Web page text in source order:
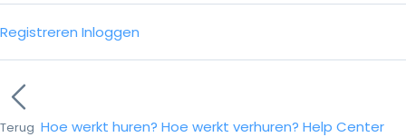
Registreren Inloggen
Terug Hoe werkt huren? Hoe werkt verhuren? Help Center